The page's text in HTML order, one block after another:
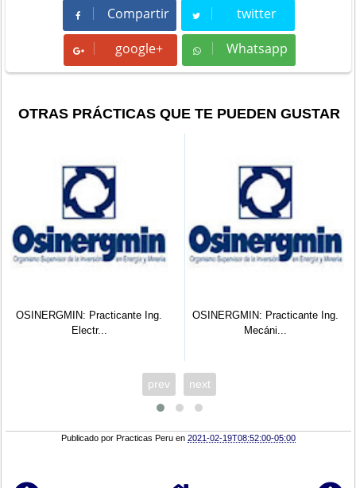
Compartir
Compartir twitter
Tweet
google+ Whatsapp
Whatsapp
OTRAS PRÁCTICAS QUE TE PUEDEN GUSTAR
OSINERGMIN: Practicante Ing.
Electr...
OSINERGMIN: Practicante Ing.
Mecáni...
prev next
Publicado porPracticas Peru en2021-02-19T08:52:00-05:00